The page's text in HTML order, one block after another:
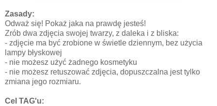
Zasady:
Odważ się! Pokaż jaka na prawdę jesteś!
Zrób dwa zdjęcia swojej twarzy, z daleka i z bliska:
- zdjęcie ma być zrobione w świetle dziennym, bez użycia
lampy błyskowej
- nie możesz użyć żadnego kosmetyku
- nie możesz retuszować zdjęcia, dopuszczalna jest tylko
zmiana jego rozmiaru.
Cel TAG'u: